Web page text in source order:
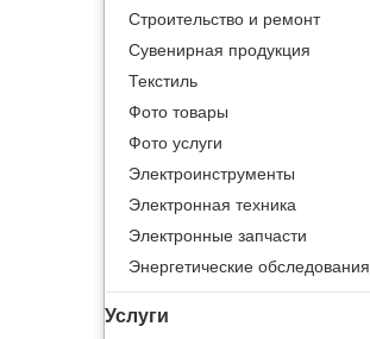
Строительство и ремонт
Сувенирная продукция
Текстиль
Фото товары
Фото услуги
Электроинструменты
Электронная техника
Электронные запчасти
Энергетические обследования
Услуги